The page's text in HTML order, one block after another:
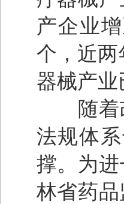
产企业
个，近两
器械产
随着改
法规体
撑。为
林省药